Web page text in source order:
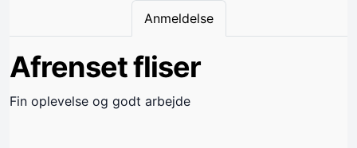
Anmeldelse
Afrenset fliser
Fin oplevelse og godt arbejde